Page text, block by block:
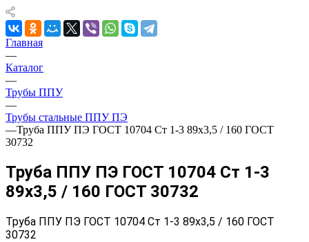
Главная
—
Каталог
—
Трубы ППУ
—
Трубы стальные ППУ ПЭ
—Труба ППУ ПЭ ГОСТ 10704 Ст 1-3 89x3,5 / 160 ГОСТ
30732
Труба ППУ ПЭ ГОСТ 10704 Ст 1-3
89x3,5 / 160 ГОСТ 30732
Труба ППУ ПЭ ГОСТ 10704 Ст 1-3 89x3,5 / 160 ГОСТ
30732